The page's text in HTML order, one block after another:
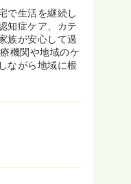
で生活を継続し
知症ケア、カテ
族が安心して過
機関や地域のケ
ながら地域に根